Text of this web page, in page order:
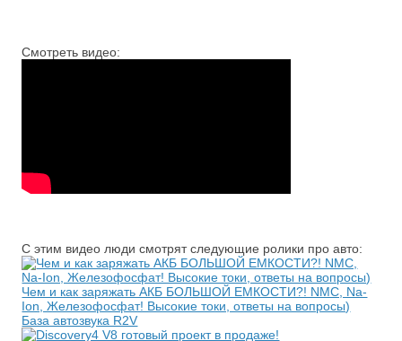
Смотреть видео:
С этим видео люди смотрят следующие ролики про авто:
Чем и как заряжать АКБ БОЛЬШОЙ ЕМКОСТИ?! NMC, Na-
Ion, Железофосфат! Высокие токи, ответы на вопросы)
База автозвука R2V